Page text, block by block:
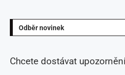
Odběr novinek
Chcete dostávat